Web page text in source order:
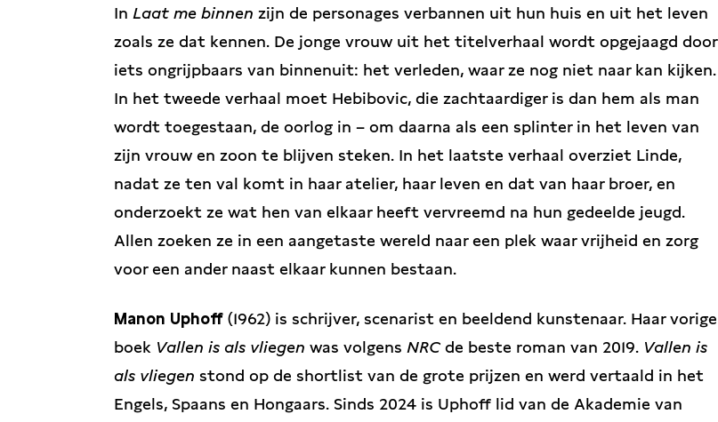
In Laat me binnen zijn de personages verbannen uit hun huis en uit het leven
zoals ze dat kennen. De jonge vrouw uit het titelverhaal wordt opgejaagd door
iets ongrijpbaars van binnenuit: het verleden, waar ze nog niet naar kan kijken.
In het tweede verhaal moet Hebibovic, die zachtaardiger is dan hem als man
wordt toegestaan, de oorlog in – om daarna als een splinter in het leven van
zijn vrouw en zoon te blijven steken. In het laatste verhaal overziet Linde,
nadat ze ten val komt in haar atelier, haar leven en dat van haar broer, en
onderzoekt ze wat hen van elkaar heeft vervreemd na hun gedeelde jeugd.
Allen zoeken ze in een aangetaste wereld naar een plek waar vrijheid en zorg
voor een ander naast elkaar kunnen bestaan.
Manon Uphoff (1962) is schrijver, scenarist en beeldend kunstenaar. Haar vorige
boek Vallen is als vliegen was volgens NRC de beste roman van 2019. Vallen is
als vliegen stond op de shortlist van de grote prijzen en werd vertaald in het
Engels, Spaans en Hongaars. Sinds 2024 is Uphoff lid van de Akademie van